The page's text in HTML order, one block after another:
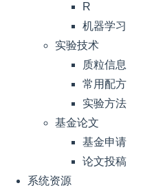
R
机器学习
实验技术
质粒信息
常用配方
实验方法
基金论文
基金申请
论文投稿
系统资源